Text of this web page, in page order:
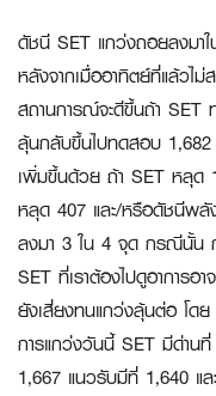
ดัชนี SET แกว่งถอยลงมา
หลังจากเมื่ออาทิตย์ที่แล้วไม่
สถานการณ์จะดีขึ้นถ้า
ลุ้นกลับขึ้นไปทดสอบ 1,682
เพิ่มขึ้นด้วย ถ้า SET หลุด
หลุด 407 และ/หรือดัชนีพลั
ลงมา 3 ใน 4 จุด กรณีนั้น ก
SET ที่เราต้องไปดูอาการ
ยังเสี่ยงทนแกว่งลุ้นต่อ โด
การแกว่งวันนี้ SET มีด่าน
1,667 แนวรับมีที่ 1,640 แ